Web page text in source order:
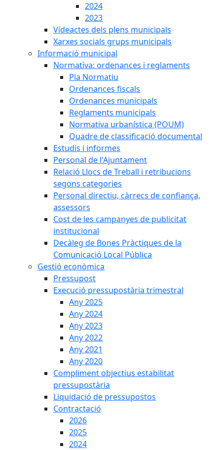
2024
2023
Vídeactes dels plens municipals
Xarxes socials grups municipals
Informació municipal
Normativa: ordenances i reglaments
Pla Normatiu
Ordenances fiscals
Ordenances municipals
Reglaments municipals
Normativa urbanística (POUM)
Quadre de classificació documental
Estudis i informes
Personal de l'Ajuntament
Relació Llocs de Treball i retribucions
segons categories
Personal directiu, càrrecs de confiança,
assessors
Cost de les campanyes de publicitat
institucional
Decàleg de Bones Pràctiques de la
Comunicació Local Pública
Gestió econòmica
Pressupost
Execució pressupostària trimestral
Any 2025
Any 2024
Any 2023
Any 2022
Any 2021
Any 2020
Compliment objectius estabilitat
pressupostària
Liquidació de pressupostos
Contractació
2026
2025
2024